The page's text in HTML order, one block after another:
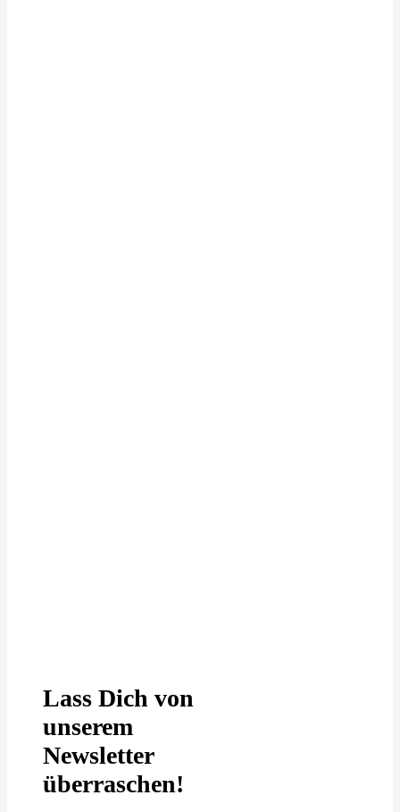
Lass Dich von
unserem
Newsletter
überraschen!